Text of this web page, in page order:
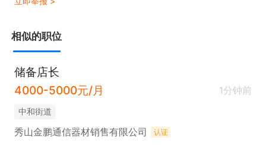
相似的职位
储备店长
4000-5000元/月
1分钟前
中和街道
秀山金鹏通信器材销售有限公司 认证